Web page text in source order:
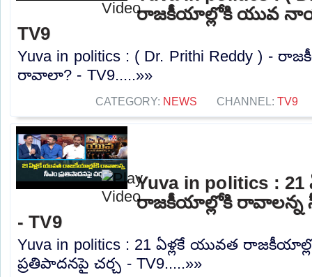
రాజకీయాల్లోకి యువ
TV9
Yuva in politics : ( Dr. Prithi Reddy ) -
రావాలా? - TV9.....»»
CATEGORY: NEWS CHANNEL: TV9
Yuva in politics : 21
రాజకీయాల్లోకి రావాలన్న
- TV9
Yuva in politics : 21 ఏళ్లకే యువత
ప్రతిపాదనపై చర్చ - TV9.....»»